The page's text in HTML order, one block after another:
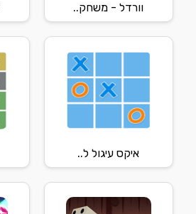
וורדל - משחק..
איקס עיגול ל..